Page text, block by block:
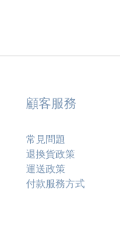
顧客服務
常見問題
退換貨政策
運送政策
付款服務方式